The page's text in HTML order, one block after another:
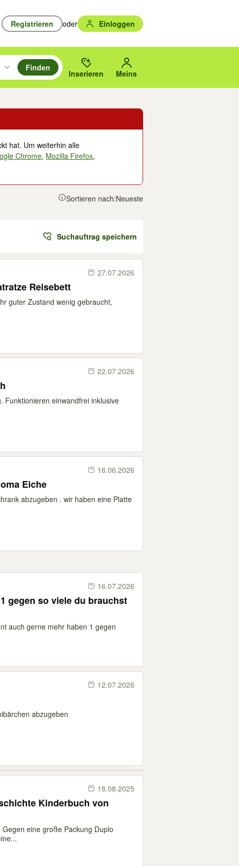
Registrieren oder Einloggen
durchsuchen und mit Eingabetaste auswählen.
um zu suchen, oder Vorschläge mit den Pfeiltasten nach oben/
des gewählten Orts oder PLZ.
Finden
Inserieren Meins
hat. Um weiterhin alle
Chrome, Mozilla Firefox,
Sortieren nach:Neueste
Suchauftrag speichern
27.07.2026
Reisebett
guter Zustand wenig gebraucht,
22.07.2026
Funktionieren einwandfrei inklusive
16.06.2026
Eiche
abzugeben . wir haben eine Platte
16.07.2026
auch gerne mehr haben 1 gegen
12.07.2026
abzugeben
18.08.2025
Kinderbuch von
eine große Packung Duplo